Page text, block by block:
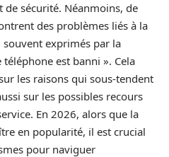
sécurité. Néanmoins, de
des problèmes liés à la
exprimés par la
est banni ». Cela
les raisons qui sous-tendent
sur les possibles recours
En 2026, alors que la
en popularité, il est crucial
pour naviguer